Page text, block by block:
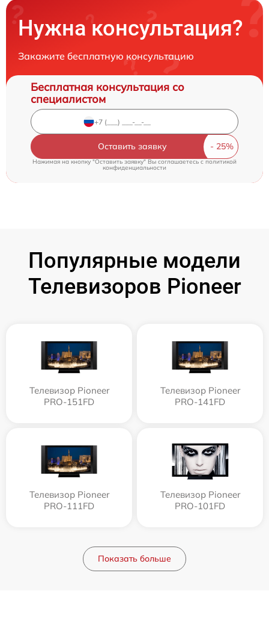
Нужна консультация?
Закажите бесплатную консультацию
Бесплатная консультация со
специалистом
Оставить заявку
Нажимая на кнопку "Оставить заявку" Вы соглашаетесь c политикой
конфиденциальности
Популярные модели
Телевизоров Pioneer
Телевизор Pioneer
PRO-151FD
Телевизор Pioneer
PRO-141FD
Телевизор Pioneer
PRO-111FD
Телевизор Pioneer
PRO-101FD
Показать больше